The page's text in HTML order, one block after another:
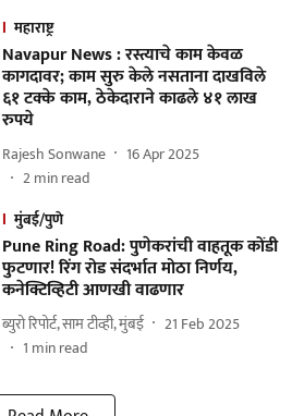
महाराष्ट्र
Navapur News : रस्त्याचे काम केवळ
कागदावर; काम सुरु केले नसताना दाखविले
६१ टक्के काम, ठेकेदाराने काढले ४१ लाख
रुपये
Rajesh Sonwane
16 Apr 2025
2min read
मुंबई/पुणे
Pune Ring Road: पुणेकरांची वाहतूक कोंडी
फुटणार! रिंग रोड संदर्भात मोठा निर्णय,
कनेक्टिव्हिटी आणखी वाढणार
ब्युरो रिपोर्ट, साम टीव्ही, मुंबई
21 Feb 2025
1 min read